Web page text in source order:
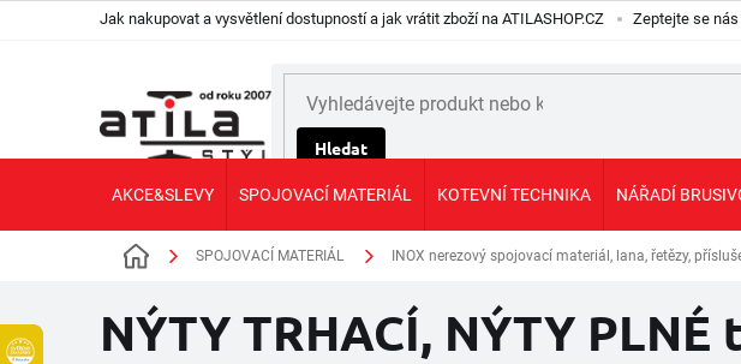
Jak nakupovat a vysvětlení dostupností a jak vrátit zboží na ATILASHOP.CZ Zeptejte se
Hledat
AKCE&SLEVY SPOJOVACÍ MATERIÁL KOTEVNÍ TECHNIKA NÁŘADÍ
Domů SPOJOVACÍ MATERIÁL INOX nerezový spojovací materiál, lana, řetězy,
NÝTY TRHACÍ, NÝTY PLNÉ